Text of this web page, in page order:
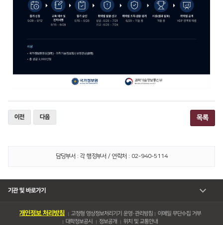
이전 다음 목록
담당부서 : 각 행정부서 / 연락처 : 02-940-5114
기관 및 바로가기
개인정보 처리방침 고정형 영상정보처리기기 운영・관리방침
이메일 무단수집 거부
대학정보공시
정보공개 위치 및 교통안내